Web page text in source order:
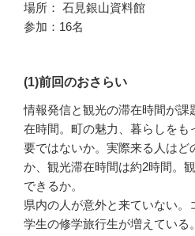
場所： 石見銀山資料館
参加：16名
(1)前回のおさらい
情報発信と観光の滞在時間が課
在時間。町の魅力、暮らしをも
要ではないか。実際来る人はど
か、観光滞在時間は約2時間。
できるか。
県内の人が意外と来ていない。
学生の修学旅行生が増えている。